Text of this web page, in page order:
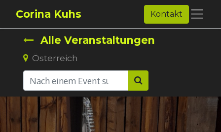
Corina Kuhs Kontakt
Alle Veranstaltungen
Österreich